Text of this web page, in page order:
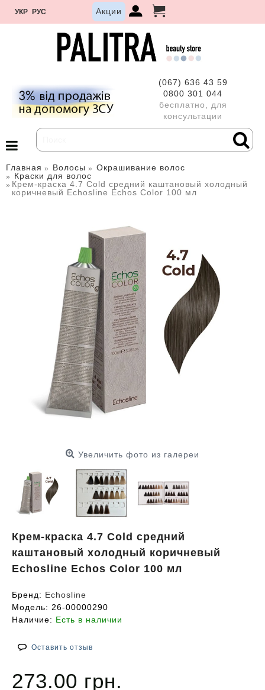
УКР РУС Акции
(067) 636 43 59
0800 301 044
бесплатно, для
консультации
Главная Волосы
Окрашивание волос
Краски для волос
Крем-краска 4.7 Cold средний каштановый холодный
коричневый Echosline Echos Color 100 мл
Увеличить фото из галереи
Крем-краска 4.7 Cold средний
каштановый холодный коричневый
Echosline Echos Color 100 мл
Бренд: Echosline
Модель: 26-00000290
Наличие: Есть в наличии
Оставить отзыв
273.00 грн.